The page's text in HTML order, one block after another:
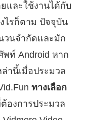
และใช้งานได้กับ
ไรก็ตาม ปัจจุบัน
วนจำกัดและมัก
พท์ Android หาก
านี้เมื่อประมวล
ทางเลือก
องการประมวล